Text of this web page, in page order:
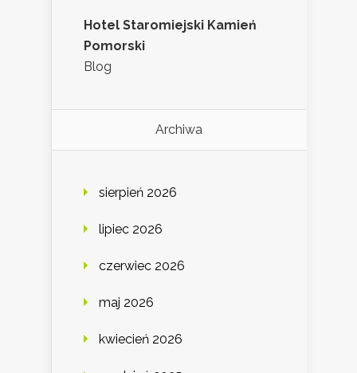
Hotel Staromiejski Kamień
Pomorski
Blog
Archiwa
sierpień 2026
lipiec 2026
czerwiec 2026
maj 2026
kwiecień 2026